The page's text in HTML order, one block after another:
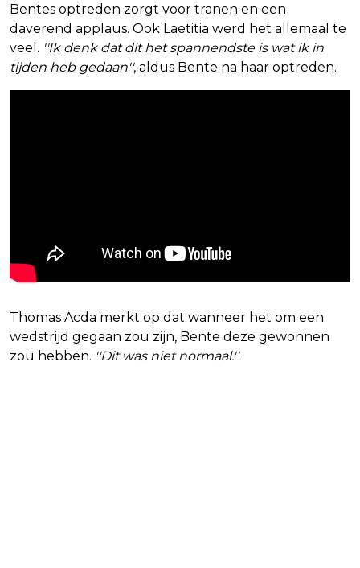
Bentes optreden zorgt voor tranen en een
daverend applaus. Ook Laetitia werd het allemaal te
veel. ''Ik denk dat dit het spannendste is wat ik in
tijden heb gedaan'', aldus Bente na haar optreden.
Thomas Acda merkt op dat wanneer het om een
wedstrijd gegaan zou zijn, Bente deze gewonnen
zou hebben. ''Dit was niet normaal.''